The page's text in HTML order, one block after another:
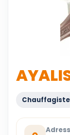
Chauffagiste